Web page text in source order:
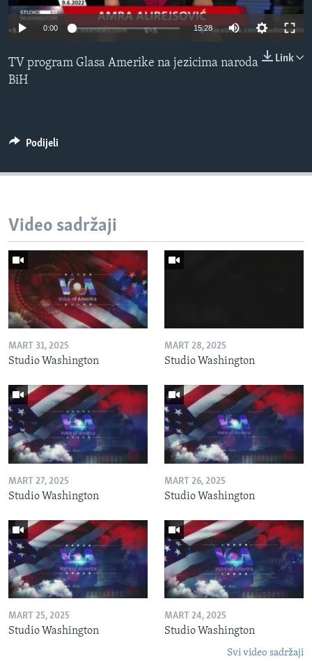
MAGAZIN
Learning English
Jezici
0:00 15:28
Link
TV program Glasa Amerike na jezicima naroda
BiH
Podijeli
Video sadržaji
MART 31, 2025
Studio Washington
MART 28, 2025
Studio Washington
MART 27, 2025
Studio Washington
MART 26, 2025
Studio Washington
MART 25, 2025
Studio Washington
MART 24, 2025
Studio Washington
Svi video sadržaji